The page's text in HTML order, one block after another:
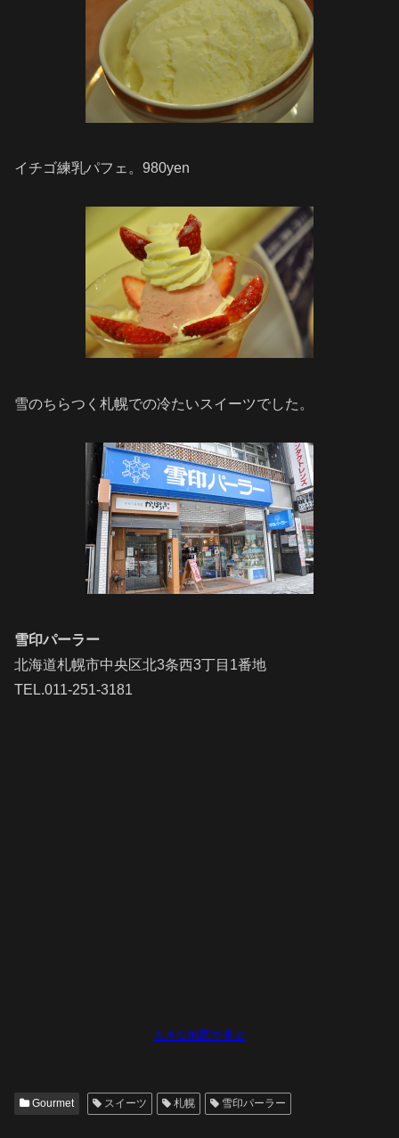
イチゴ練乳パフェ。980yen
雪のちらつく札幌での冷たいスイーツでした。
雪印パーラー
北海道札幌市中央区北3条西3丁目1番地
TEL.011-251-3181
大きな地図で見る
Gourmet スイーツ 札幌 雪印パーラー